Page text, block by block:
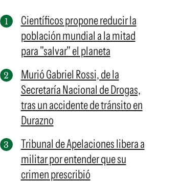
Suscribite x US$ 3,45
Científicos propone reducir la
población mundial a la mitad
para "salvar" el planeta
Murió Gabriel Rossi, de la
Secretaría Nacional de Drogas,
tras un accidente de tránsito en
Durazno
Tribunal de Apelaciones libera a
militar por entender que su
crimen prescribió